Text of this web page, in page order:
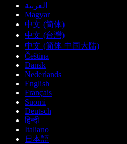
العربية
Magyar
中文 (简体)
中文 (台灣)
中文 (简体 中国大陆)
Čeština
Dansk
Nederlands
English
Français
Suomi
Deutsch
हिन्दी
Italiano
日本語